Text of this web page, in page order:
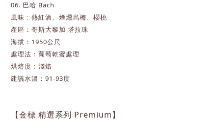
06. 巴哈 Bach
風味：熱紅酒、煙燻烏梅、櫻桃
產區：哥斯大黎加 塔拉珠
海拔：1950公尺
處理法：葡萄乾蜜處理
烘焙度：淺焙
建議水溫：91-93度
【金標 精選系列 Premium】